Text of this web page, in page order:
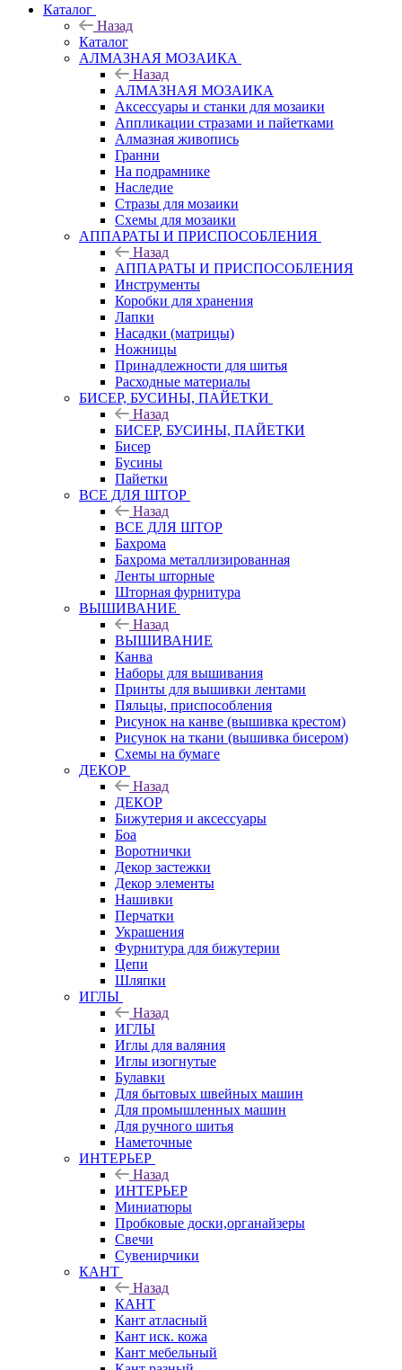
Каталог
Назад
Каталог
АЛМАЗНАЯ МОЗАИКА
Назад
АЛМАЗНАЯ МОЗАИКА
Аксессуары и станки для мозаики
Аппликации стразами и пайетками
Алмазная живопись
Гранни
На подрамнике
Наследие
Стразы для мозаики
Схемы для мозаики
АППАРАТЫ И ПРИСПОСОБЛЕНИЯ
Назад
АППАРАТЫ И ПРИСПОСОБЛЕНИЯ
Инструменты
Коробки для хранения
Лапки
Насадки (матрицы)
Ножницы
Принадлежности для шитья
Расходные материалы
БИСЕР, БУСИНЫ, ПАЙЕТКИ
Назад
БИСЕР, БУСИНЫ, ПАЙЕТКИ
Бисер
Бусины
Пайетки
ВСЕ ДЛЯ ШТОР
Назад
ВСЕ ДЛЯ ШТОР
Бахрома
Бахрома металлизированная
Ленты шторные
Шторная фурнитура
ВЫШИВАНИЕ
Назад
ВЫШИВАНИЕ
Канва
Наборы для вышивания
Принты для вышивки лентами
Пяльцы, приспособления
Рисунок на канве (вышивка крестом)
Рисунок на ткани (вышивка бисером)
Схемы на бумаге
ДЕКОР
Назад
ДЕКОР
Бижутерия и аксессуары
Боа
Воротнички
Декор застежки
Декор элементы
Нашивки
Перчатки
Украшения
Фурнитура для бижутерии
Цепи
Шляпки
ИГЛЫ
Назад
ИГЛЫ
Иглы для валяния
Иглы изогнутые
Булавки
Для бытовых швейных машин
Для промышленных машин
Для ручного шитья
Наметочные
ИНТЕРЬЕР
Назад
ИНТЕРЬЕР
Миниатюры
Пробковые доски,органайзеры
Свечи
Сувенирчики
КАНТ
Назад
КАНТ
Кант атласный
Кант иск. кожа
Кант мебельный